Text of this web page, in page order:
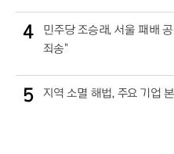
4
민주당 조승래, 서울 패배
죄송"
5 지역 소멸 해법, 주요 기업